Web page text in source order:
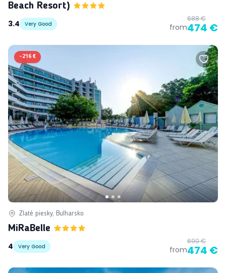
Beach Resort)
3.4
Very Good from
688 €
474 €
-216 €
Zlaté piesky, Bulharsko
MiRaBelle
4
Very Good from
690 €
474 €